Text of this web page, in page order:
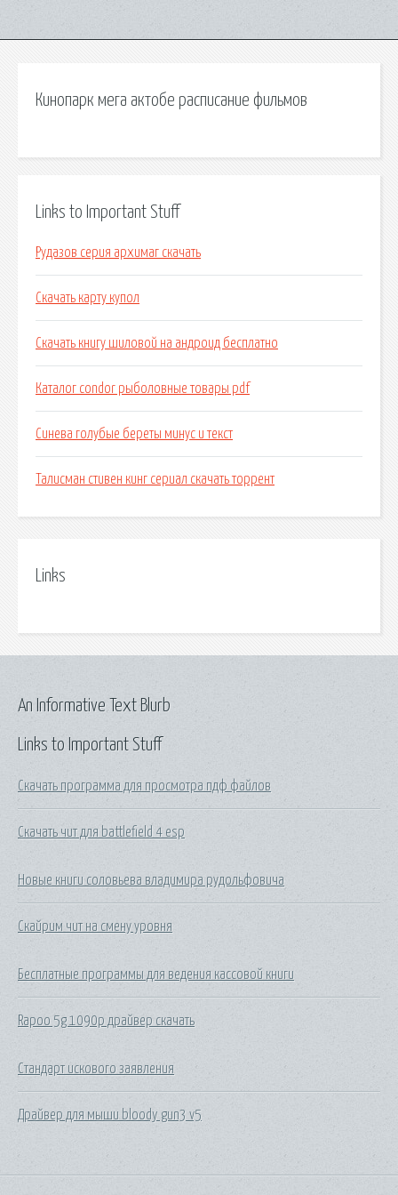
Кинопарк мега актобе расписание фильмов
Links to Important Stuff
Рудазов серия архимаг скачать
Скачать карту купол
Скачать книгу шиловой на андроид бесплатно
Каталог condor рыболовные товары pdf
Синева голубые береты минус и текст
Талисман стивен кинг сериал скачать торрент
Links
Links to Important Stuff
Скачать программа для просмотра пдф файлов
Скачать чит для battlefield 4 esp
Новые книги соловьева владимира рудольфовича
Скайрим чит на смену уровня
Бесплатные программы для ведения кассовой книги
Rapoo 5g 1090p драйвер скачать
Стандарт искового заявления
Драйвер для мыши bloody gun3 v5
An Informative Text Blurb